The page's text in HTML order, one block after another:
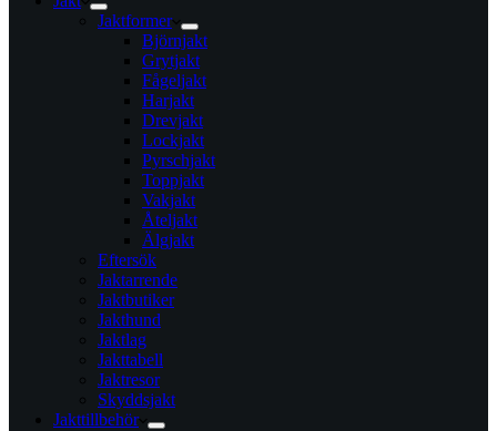
Jaktformer
Björnjakt
Grytjakt
Fågeljakt
Harjakt
Drevjakt
Lockjakt
Pyrschjakt
Toppjakt
Vakjakt
Åteljakt
Älgjakt
Eftersök
Jaktarrende
Jaktbutiker
Jakthund
Jaktlag
Jakttabell
Jaktresor
Skyddsjakt
Jakttillbehör